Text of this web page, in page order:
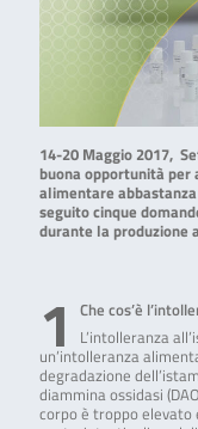
14-20 Maggio 2017,
buona opportunità per
alimentare
seguito cinque
durante la produzione
1
Che cos’è
L’intolleranza
un’intolleranza
degradazione
diammina ossidasi
corpo è troppo